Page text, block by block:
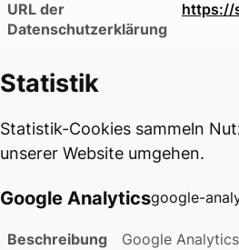
URL der
Datenschutzerklärung
https://
Statistik
Statistik-Cookies sammeln
unserer Website umgehen.
Google Analyticsgoogle-
Beschreibung
Google